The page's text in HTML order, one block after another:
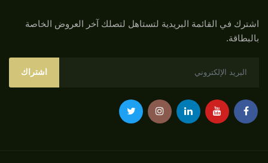
اشترك في القائمة البريدية لتستاهل لتصلك آخر العروض الخاصة
بالبطاقة.
اشتراك